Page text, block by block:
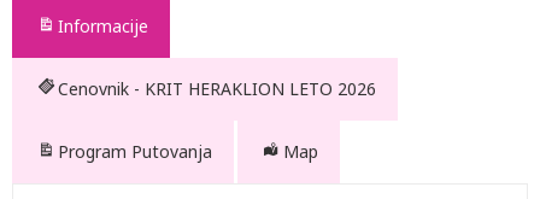
Informacije
Cenovnik - KRIT HERAKLION LETO 2026
Program Putovanja Map